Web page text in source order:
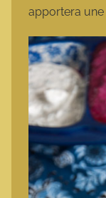
apportera une